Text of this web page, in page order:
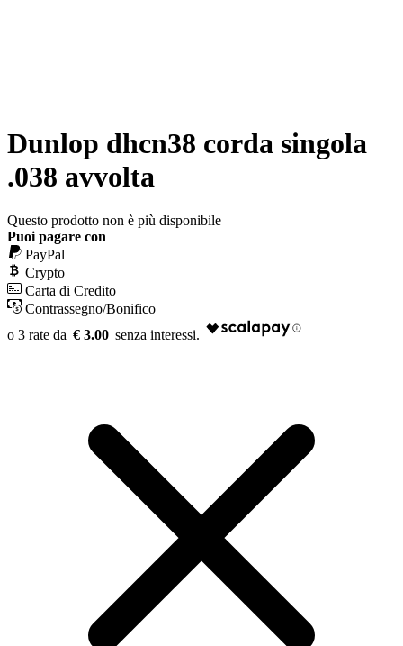
Dunlop dhcn38 corda singola
.038 avvolta
Questo prodotto non è più disponibile
Puoi pagare con
PayPal
Crypto
Carta di Credito
Contrassegno/Bonifico
€ 3.00